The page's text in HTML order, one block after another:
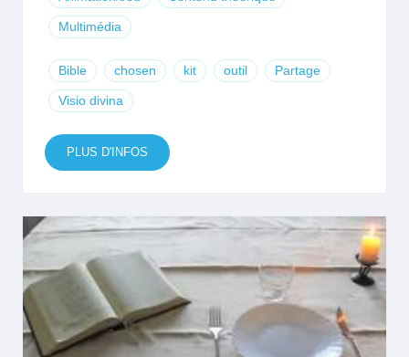
Multimédia
Bible chosen kit outil Partage
Visio divina
PLUS D'INFOS